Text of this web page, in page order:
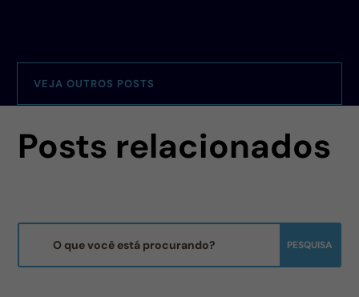
VEJA OUTROS POSTS
Posts relacionados